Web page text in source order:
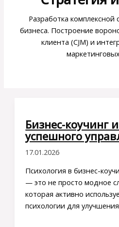
Разработка комплексной
бизнеса. Построение
клиента (CJM) и
Бизнес-коучинг
успешного
17.01.2026
Психология в бизнес-
— это не просто модное
которая активно
психологии для